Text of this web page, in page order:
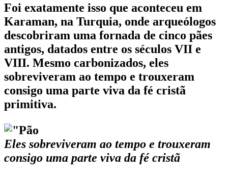
Foi exatamente isso que aconteceu em
Karaman, na Turquia, onde arqueólogos
descobriram uma fornada de cinco pães
antigos, datados entre os séculos VII e
VIII. Mesmo carbonizados, eles
sobreviveram ao tempo e trouxeram
consigo uma parte viva da fé cristã
primitiva.
Eles sobreviveram ao tempo e trouxeram
consigo uma parte viva da fé cristã